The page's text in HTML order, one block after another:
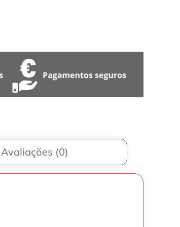
Avaliações (0)